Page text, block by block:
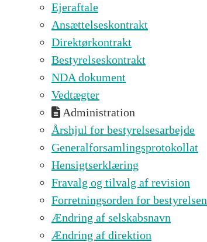
Ejeraftale
Ansættelseskontrakt
Direktørkontrakt
Bestyrelseskontrakt
NDA dokument
Vedtægter
Administration
Årshjul for bestyrelsesarbejde
Generalforsamlingsprotokollat
Hensigtserklæring
Fravalg og tilvalg af revision
Forretningsorden for bestyrelsen
Ændring af selskabsnavn
Ændring af direktion